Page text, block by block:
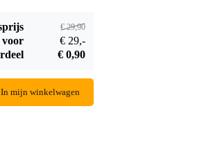
€ 29,90
voor
€ 29,-
€ 0,90
In mijn winkelwagen